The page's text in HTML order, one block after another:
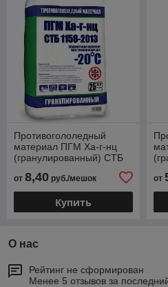
Противогололедный
материал ПГМ Ха-г-нц
(гранулированный) СТБ
от 8,40 руб./мешок
Купить
от
О нас
Рейтинг не сформирован
Менее 5 отзывов за